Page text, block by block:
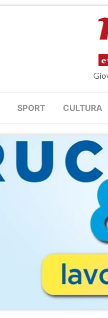
SPORT CULTURA